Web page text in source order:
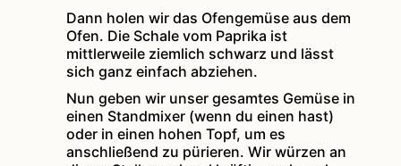
Dann holen wir das Ofengemüse aus dem
Ofen. Die Schale vom Paprika ist
mittlerweile ziemlich schwarz und lässt
sich ganz einfach abziehen.
Nun geben wir unser gesamtes Gemüse in
einen Standmixer (wenn du einen hast)
oder in einen hohen Topf, um es
anschließend zu pürieren. Wir würzen an